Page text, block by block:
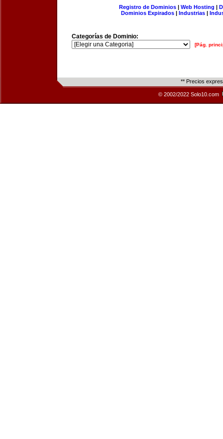
Registro de Dominios| Web Hosting |
Dominios Expirados | Industrias |
Categorías de Dominio:
[Pág.
** Precios
© 2002/2022 Solo10.com